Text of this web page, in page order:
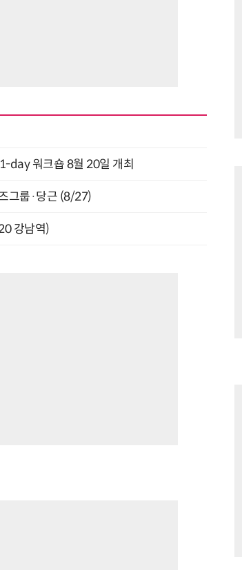
day 워크숍 8월 20일 개최
그룹·당근 (8/27)
강남역)